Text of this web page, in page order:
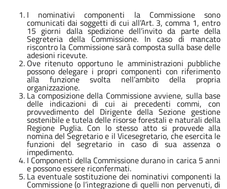
I nominativi componenti la Commissione sono
comunicati dai soggetti di cui all’Art. 3, comma 1, entro
15 giorni dalla spedizione dell’invito da parte della
Segreteria della Commissione. In caso di mancato
riscontro la Commissione sarà composta sulla base delle
adesioni ricevute.
Ove ritenuto opportuno le amministrazioni pubbliche
possono delegare i propri componenti con riferimento
alla funzione svolta nell’ambito della propria
organizzazione.
La composizione della Commissione avviene, sulla base
delle indicazioni di cui ai precedenti commi, con
provvedimento del Dirigente della Sezione gestione
sostenibile e tutela delle risorse forestali e naturali della
Regione Puglia. Con lo stesso atto si provvede alla
nomina del Segretario e il Vicesegretario, che esercita le
funzioni del segretario in caso di sua assenza o
impedimento.
I Componenti della Commissione durano in carica 5 anni
e possono essere riconfermati.
La eventuale sostituzione dei nominativi componenti la
Commissione (o l’integrazione di quelli non pervenuti, di